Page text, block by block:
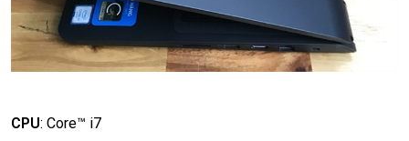
CPU: Core™ i7